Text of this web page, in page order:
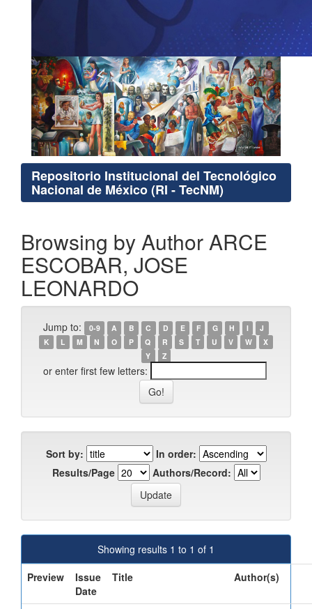
Repositorio Institucional del Tecnológico
Nacional de México (RI - TecNM)
Browsing by Author ARCE
ESCOBAR, JOSE
LEONARDO
Jump to: 0-9 A B C D E F G H I
J
K
L M N O P Q R S T U V W
X
Y
Z
or enter first few letters:
Sort by:
In order:
Results/Page
Authors/Record:
Showing results 1 to 1 of 1
Preview
Issue
Date
Title Author(s)